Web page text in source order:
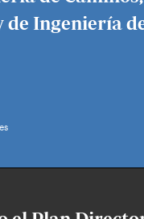
de Ingeniería